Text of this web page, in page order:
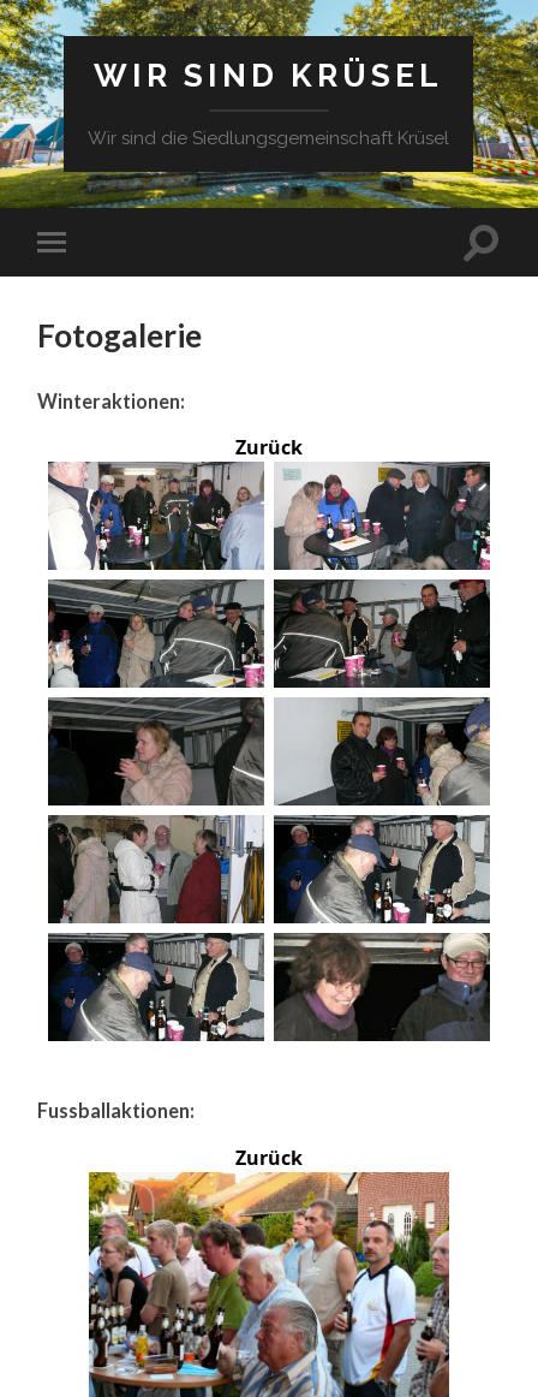
WIR SIND KRÜSEL
Wir sind die Siedlungsgemeinschaft Krüsel
Fotogalerie
Winteraktionen:
Zurück
Fussballaktionen:
Zurück